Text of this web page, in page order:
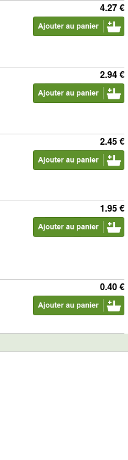
4.27 €
2.94 €
2.45 €
1.95 €
0.40 €